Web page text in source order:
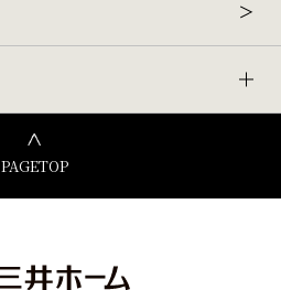
PAGETOP